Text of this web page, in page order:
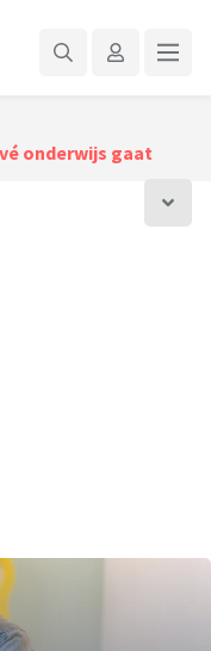
onderwijs gaat